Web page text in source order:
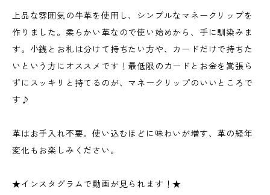
上品な雰囲気の牛革を使用し、シンプルなマネークリップを
作りました。柔らかい革なので使い始めから、手に馴染みま
す。小銭とお札は分けて持ちたい方や、カードだけで持ちた
いという方にオススメです！最低限のカードとお金を嵩張ら
ずにスッキリと持てるのが、マネークリップのいいところで
す♪
革はお手入れ不要。使い込むほどに味わいが増す、革の経年
変化もお楽しみください。
★インスタグラムで動画が見られます！★